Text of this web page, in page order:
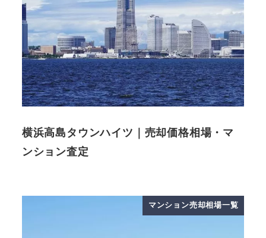
横浜高島タウンハイツ｜売却価格相場・マ
ンション査定
マンション売却相場一覧